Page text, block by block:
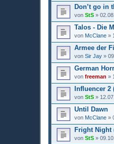
Don’t go in
von StS »
Talos - Die
von McClane »
Armee der
von Sir Jay »
German
von freeman »
Influencer 2
von StS »
Until Dawn
von McClane »
Fright Night
von StS »